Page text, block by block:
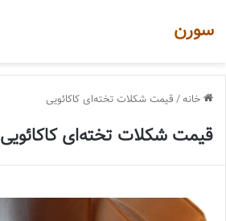
سورن
خانه/ قیمت شکلات تخته‌ای کاکائویی
قیمت شکلات تخته‌ای کاکائویی